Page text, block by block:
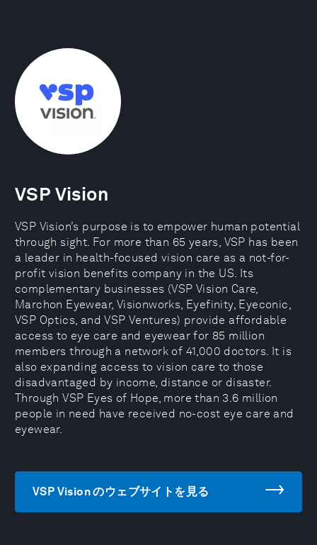
VSP Vision
VSP Vision’s purpose is to empower human potential
through sight. For more than 65 years, VSP has been
a leader in health-focused vision care as a not-for-
profit vision benefits company in the US. Its
complementary businesses (VSP Vision Care,
Marchon Eyewear, Visionworks, Eyefinity, Eyeconic,
VSP Optics, and VSP Ventures) provide affordable
access to eye care and eyewear for 85 million
members through a network of 41,000 doctors. It is
also expanding access to vision care to those
disadvantaged by income, distance or disaster.
Through VSP Eyes of Hope, more than 3.6 million
people in need have received no-cost eye care and
eyewear.
VSP Vision のウェブサイトを見る